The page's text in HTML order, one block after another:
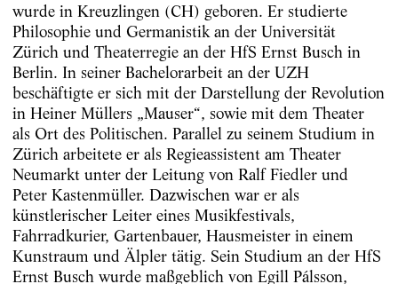
wurde in Kreuzlingen (CH) geboren. Er studierte
Philosophie und Germanistik an der Universität
Zürich und Theaterregie an der HfS Ernst Busch in
Berlin. In seiner Bachelorarbeit an der UZH
beschäftigte er sich mit der Darstellung der Revolution
in Heiner Müllers „Mauser“, sowie mit dem Theater
als Ort des Politischen. Parallel zu seinem Studium in
Zürich arbeitete er als Regieassistent am Theater
Neumarkt unter der Leitung von Ralf Fiedler und
Peter Kastenmüller. Dazwischen war er als
künstlerischer Leiter eines Musikfestivals,
Fahrradkurier, Gartenbauer, Hausmeister in einem
Kunstraum und Älpler tätig. Sein Studium an der HfS
Ernst Busch wurde maßgeblich von Egill Pálsson,